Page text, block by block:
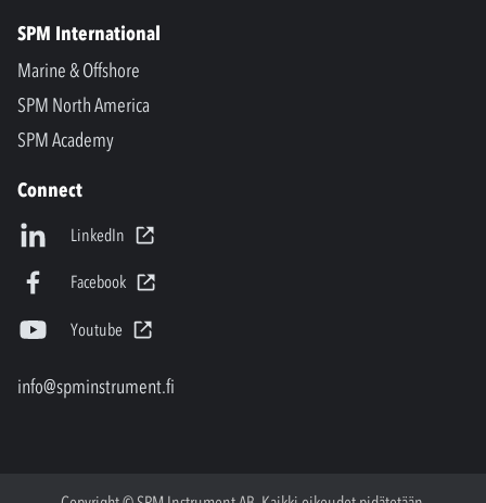
SPM International
Marine & Offshore
SPM North America
SPM Academy
Connect
LinkedIn
Facebook
Youtube
info@spminstrument.fi